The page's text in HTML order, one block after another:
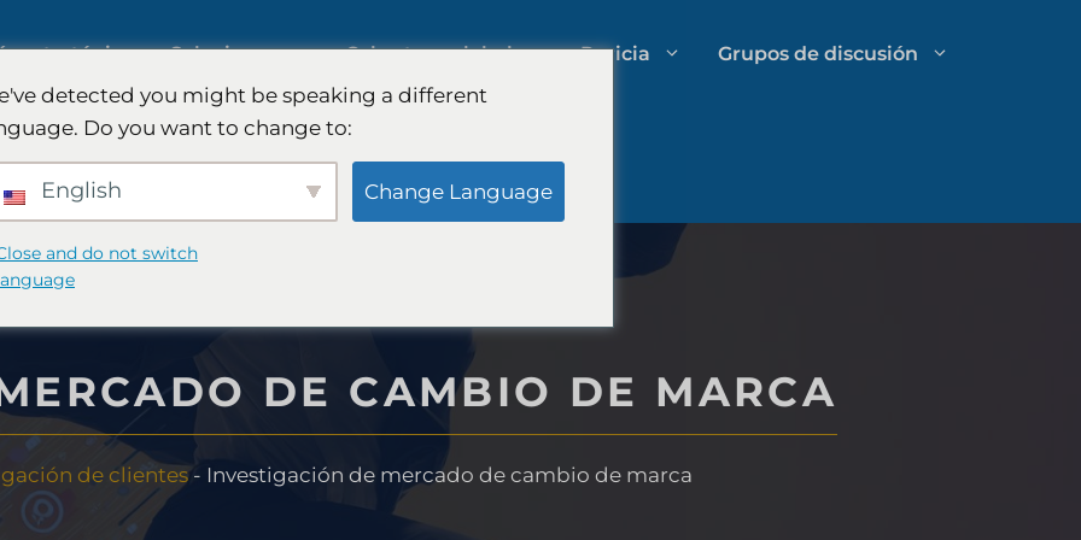
estratégica Soluciones
de IA
B2B
de
de
Estudios de mercado
internacionales
Investigación cualitativa y
Gestión de gastos de bufetes de
Estrategias de crecimiento para
Cobertura global Pericia Grupos de discusión
DE CAMBIO DE MARCA
de clientes- Investigación de mercado de cambio de marca
detected you might be speaking a different
Do you want to change to:
English Change Language
and do not switch